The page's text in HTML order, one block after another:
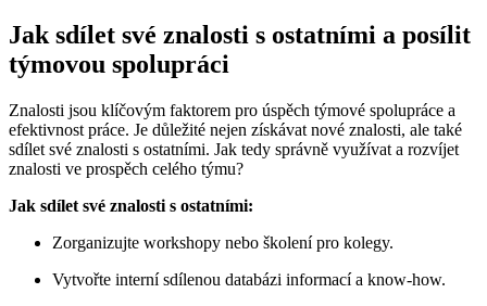
Jak sdílet své znalosti s ostatními a posílit
týmovou spolupráci
Znalosti jsou klíčovým faktorem pro úspěch týmové spolupráce a
efektivnost práce. Je důležité nejen získávat nové znalosti, ale také
sdílet své znalosti s ostatními. Jak tedy správně využívat a rozvíjet
znalosti ve prospěch celého týmu?
Jak sdílet své znalosti s ostatními:
Zorganizujte workshopy nebo školení pro kolegy.
Vytvořte interní sdílenou databázi informací a know-how.